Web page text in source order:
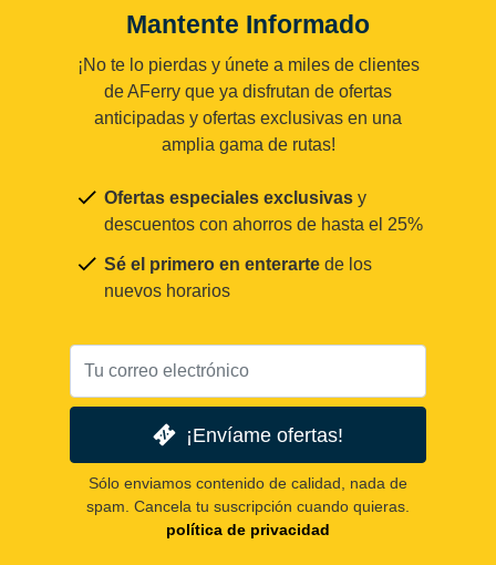
Mantente Informado
¡No te lo pierdas y únete a miles de clientes
de AFerry que ya disfrutan de ofertas
anticipadas y ofertas exclusivas en una
amplia gama de rutas!
Ofertas especiales exclusivas y
descuentos con ahorros de hasta el 25%
Sé el primero en enterarte de los
nuevos horarios
¡Envíame ofertas!
Sólo enviamos contenido de calidad, nada de
spam. Cancela tu suscripción cuando quieras.
política de privacidad